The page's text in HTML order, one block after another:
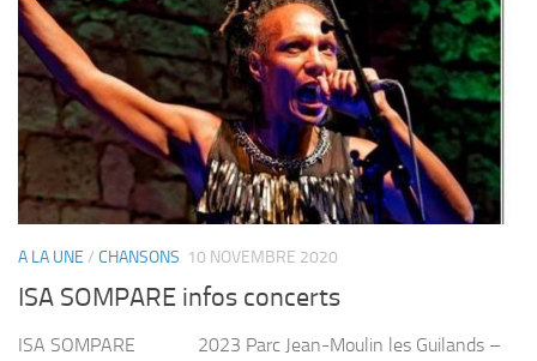
A LA UNE / CHANSONS 10 NOVEMBRE 2020
ISA SOMPARE infos concerts
ISA SOMPARE 2023 Parc Jean-Moulin les Guilands –